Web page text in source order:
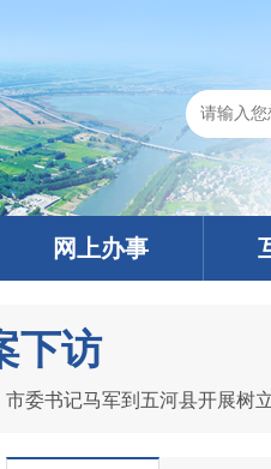
网上办事
下访